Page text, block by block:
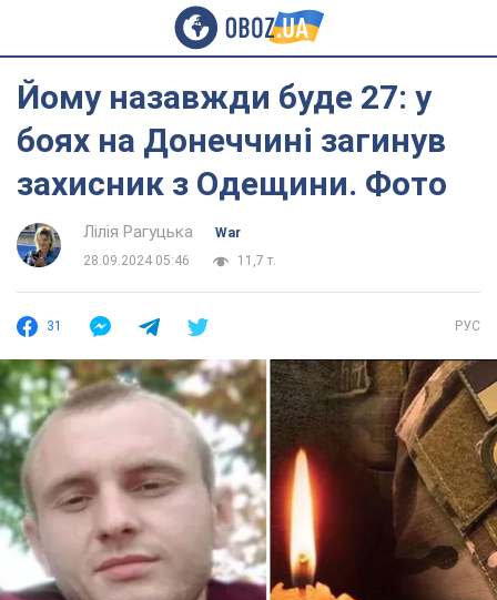
Йому назавжди буде 27: у
боях на Донеччині загинув
захисник з Одещини. Фото
Лілія Рагуцька
War
28.09.2024 05:46
11,7 т.
31 РУС